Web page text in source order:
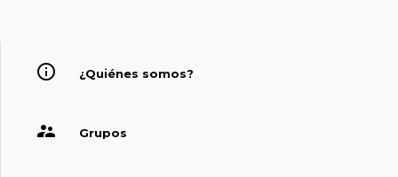
¿Quiénes somos?
Grupos